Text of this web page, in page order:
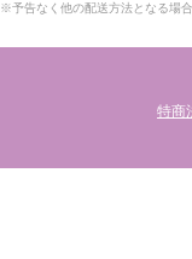
※予告なく他の配送方法となる場
特商